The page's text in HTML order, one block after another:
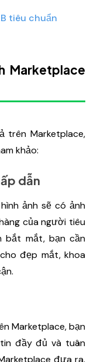
tiêu chuẩn
Marketplace
trên Marketplace,
khảo:
dẫn
ảnh sẽ có ảnh
của người tiêu
bắt mắt, bạn cần
đẹp mắt, khoa
Marketplace, bạn
đầy đủ và tuân
đưa ra.